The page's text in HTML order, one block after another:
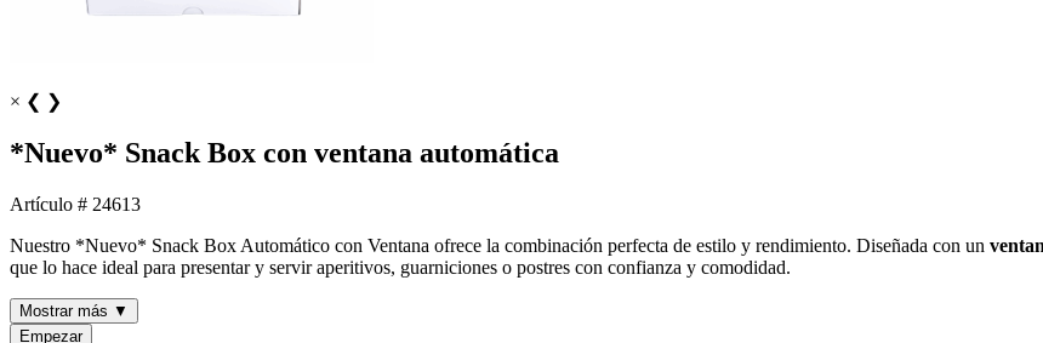
× ❮ ❯
*Nuevo* Snack Box con ventana automática
Artículo # 24613
Nuestro *Nuevo* Snack Box Automático con Ventana ofrece la combinación perfecta de estilo y rendimiento. Diseñada con un
que lo hace ideal para presentar y servir aperitivos, guarniciones o postres con confianza y comodidad.
Mostrar más ▼
Empezar